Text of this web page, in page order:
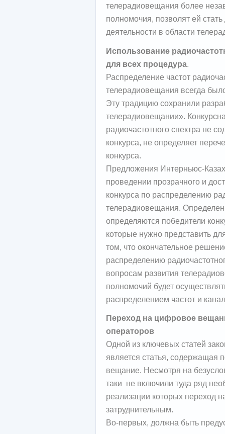
телерадиовещания более
полномочия, позволят ей
деятельности в области
Использование
для всех процедура
Распределение частот
телерадиовещания всегда
Эту традицию сохранили
телерадиовещании».
радиочастотного спектра не
конкурса, не определяет
конкурса.
Предложения Интерньюс-
проведении прозрачного и
конкурса по распределению
телерадиовещания.
определяются победители
которые нужно представить
том, что окончательное
распределению
вопросам развития
полномочий будет
распределением частот и
Переход на цифровое
операторов
Одной из ключевых статей
является статья, содержащая
вещание. Несмотря на
таки не включили туда ряд
реализации которых переход
затруднительным.
Во-первых, должна быть